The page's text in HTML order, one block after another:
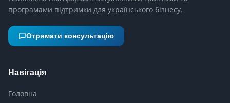
програмами підтримки для українського бізнесу.
Отримати консультацію
Навігація
Головна